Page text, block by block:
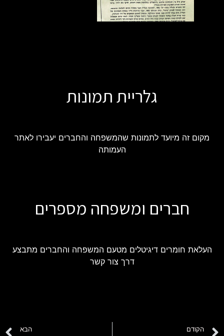
גלריית תמונות
מקום זה מיועד לתמונות שהמשפחה והחברים יעבירו לאתר
העמותה
חברים ומשפחה מספרים
העלאת חומרים דיגיטלים מטעם המשפחה והחברים מתבצע
דרך צור קשר
הקודם הבא